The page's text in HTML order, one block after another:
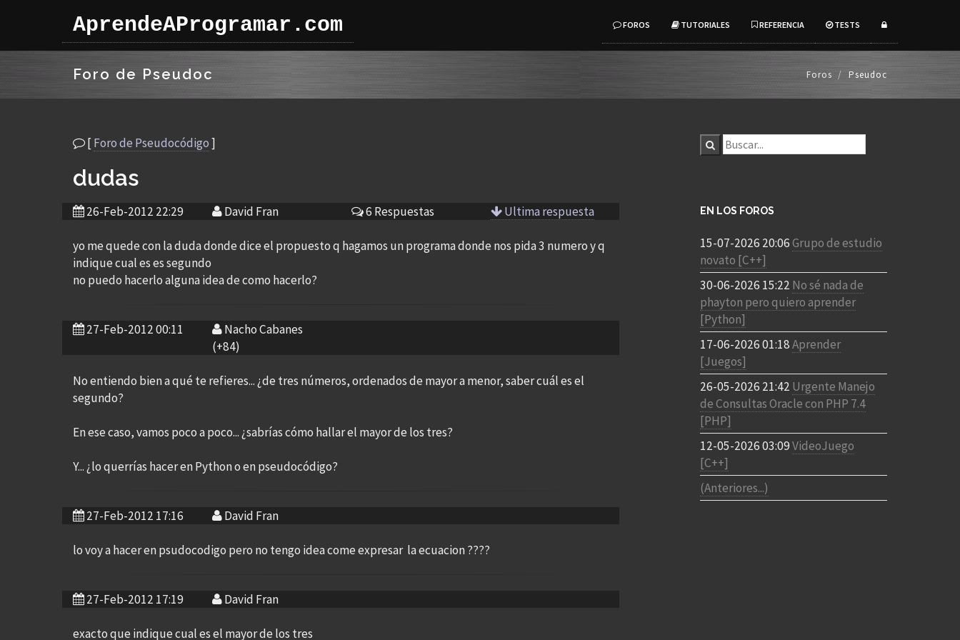
AprendeAProgramar.com FOROS TUTORIALES REFERENCIA TESTS
Foro de Pseudoc Foros Pseudoc
[Foro de Pseudocódigo]
dudas
26-Feb-2012 22:29 David Fran 6 Respuestas Ultima respuesta
yo me quede con la duda donde dice el propuesto q hagamos un programa donde nos pida 3 numero y q
indique cual es es segundo
no puedo hacerlo alguna idea de como hacerlo?
27-Feb-2012 00:11
Nacho Cabanes
(+84)
No entiendo bien a qué te refieres... ¿de tres números, ordenados de mayor a menor, saber cuál es el
segundo?
En ese caso, vamos poco a poco... ¿sabrías cómo hallar el mayor de los tres?
Y... ¿lo querrías hacer en Python o en pseudocódigo?
27-Feb-2012 17:16 David Fran
lo voy a hacer en psudocodigo pero no tengo idea come expresar la ecuacion ????
27-Feb-2012 17:19 David Fran
exacto que indique cual es el mayor de los tres
EN LOS FOROS
15-07-2026 20:06Grupo de estudio
novato [C++]
30-06-2026 15:22 No sé nada de
phayton pero quiero aprender
[Python]
17-06-2026 01:18Aprender
[Juegos]
26-05-2026 21:42 Urgente Manejo
de Consultas Oracle con PHP 7.4
[PHP]
12-05-2026 03:09VideoJuego
[C++]
(Anteriores...)